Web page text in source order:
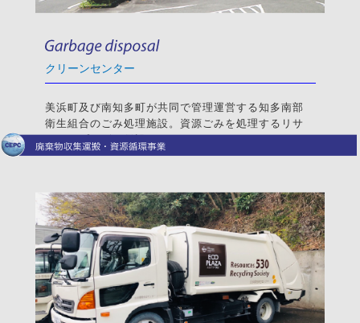
クリーンセンター
美浜町及び南知多町が共同で管理運営する知多南部
衛生組合のごみ処理施設。資源ごみを処理するリサ
イクルプラザを併設しています。